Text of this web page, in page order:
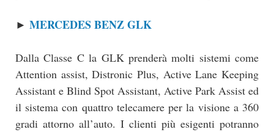
► MERCEDES BENZ GLK
Dalla Classe C la GLK prenderà molti sistemi come
Attention assist, Distronic Plus, Active Lane Keeping
Assistant e Blind Spot Assistant, Active Park Assist ed
il sistema con quattro telecamere per la visione a 360
gradi attorno all’auto. I clienti più esigenti potranno